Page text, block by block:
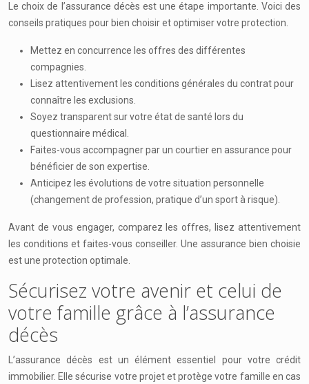
Le choix de l’assurance décès est une étape importante. Voici des
conseils pratiques pour bien choisir et optimiser votre protection.
Mettez en concurrence les offres des différentes
compagnies.
Lisez attentivement les conditions générales du contrat pour
connaître les exclusions.
Soyez transparent sur votre état de santé lors du
questionnaire médical.
Faites-vous accompagner par un courtier en assurance pour
bénéficier de son expertise.
Anticipez les évolutions de votre situation personnelle
(changement de profession, pratique d’un sport à risque).
Avant de vous engager, comparez les offres, lisez attentivement
les conditions et faites-vous conseiller. Une assurance bien choisie
est une protection optimale.
Sécurisez votre avenir et celui de
votre famille grâce à l’assurance
décès
L’assurance décès est un élément essentiel pour votre crédit
immobilier. Elle sécurise votre projet et protège votre famille en cas